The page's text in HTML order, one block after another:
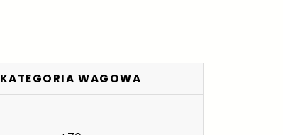
KATEGORIA WAGOWA